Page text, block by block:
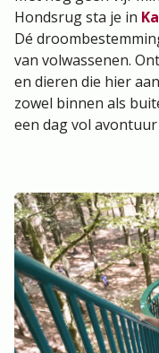
Hondsrug sta je in
Dé
van volwassenen.
en dieren die hier
zowel binnen als
een dag vol